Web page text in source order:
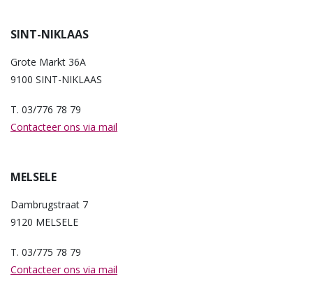
SINT-NIKLAAS
Grote Markt 36A
9100 SINT-NIKLAAS
T. 03/776 78 79
Contacteer ons via mail
MELSELE
Dambrugstraat 7
9120 MELSELE
T. 03/775 78 79
Contacteer ons via mail